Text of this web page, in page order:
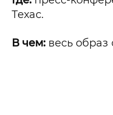
Техас.
В чем: весь образ